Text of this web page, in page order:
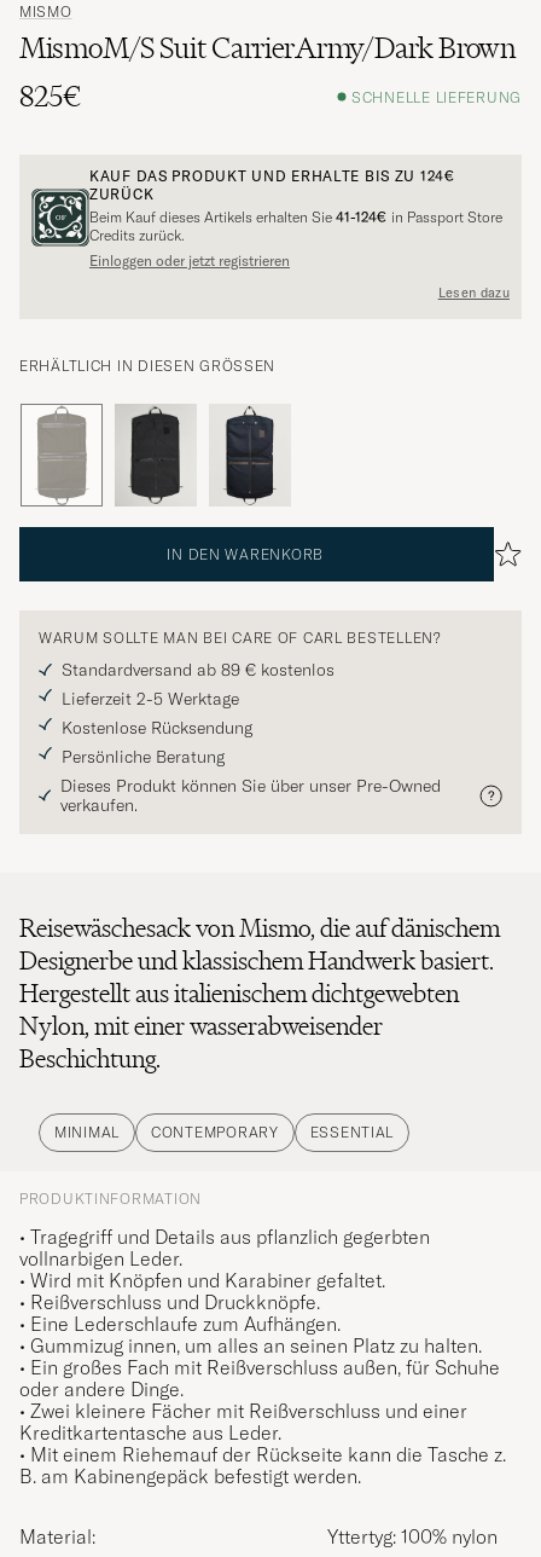
MISMO
MismoM/S Suit CarrierArmy/Dark Brown
825€
SCHNELLE LIEFERUNG
KAUF DAS PRODUKT UND ERHALTE BIS ZU 124€
ZURÜCK
Beim Kauf dieses Artikels erhalten Sie 41-124€ in Passport Store
Credits zurück.
Einloggen oder jetzt registrieren
Lesen dazu
ERHÄLTLICH IN DIESEN GRÖSSEN
IN DEN WARENKORB
WARUM SOLLTE MAN BEI CARE OF CARL BESTELLEN?
Standardversand ab 89 € kostenlos
Lieferzeit 2-5 Werktage
Kostenlose Rücksendung
Persönliche Beratung
Dieses Produkt können Sie über unser Pre-Owned
verkaufen.
Reisewäschesack von Mismo, die auf dänischem
Designerbe und klassischem Handwerk basiert.
Hergestellt aus italienischem dichtgewebten
Nylon, mit einer wasserabweisender
Beschichtung.
MINIMAL CONTEMPORARY ESSENTIAL
PRODUKTINFORMATION
• Tragegriff und Details aus pflanzlich gegerbten
vollnarbigen Leder.
• Wird mit Knöpfen und Karabiner gefaltet.
• Reißverschluss und Druckknöpfe.
• Eine Lederschlaufe zum Aufhängen.
• Gummizug innen, um alles an seinen Platz zu halten.
• Ein großes Fach mit Reißverschluss außen, für Schuhe
oder andere Dinge.
• Zwei kleinere Fächer mit Reißverschluss und einer
Kreditkartentasche aus Leder.
• Mit einem Riehemauf der Rückseite kann die Tasche z.
B. am Kabinengepäck befestigt werden.
Material:
Yttertyg: 100% nylon